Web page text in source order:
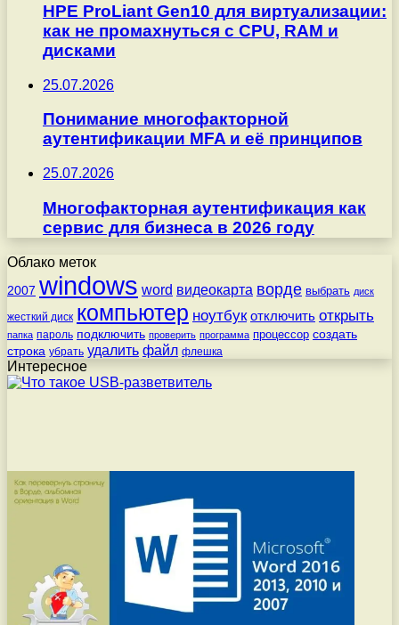
HPE ProLiant Gen10 для виртуализации:
как не промахнуться с CPU, RAM и
дисками
25.07.2026
Понимание многофакторной
аутентификации MFA и её принципов
25.07.2026
Многофакторная аутентификация как
сервис для бизнеса в 2026 году
Облако меток
2007 windows word видеокарта ворде выбрать диск
жесткий диск компьютер ноутбук отключить открыть
папка пароль подключить проверить программа процессор создать
строка убрать удалить файл флешка
Интересное